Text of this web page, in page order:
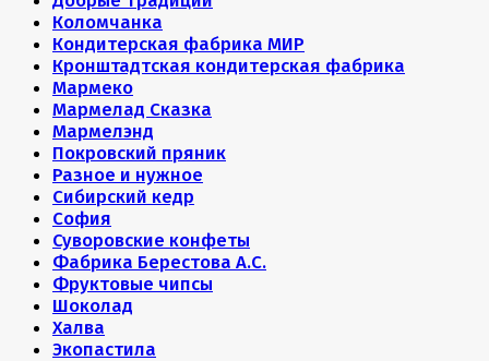
Коломчанка
Кондитерская фабрика МИР
Кронштадтская кондитерская фабрика
Мармеко
Мармелад Сказка
Мармелэнд
Покровский пряник
Разное и нужное
Сибирский кедр
София
Суворовские конфеты
Фабрика Берестова А.С.
Фруктовые чипсы
Шоколад
Халва
Экопастила